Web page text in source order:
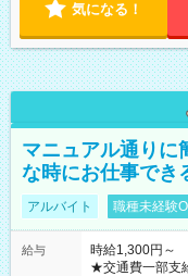
気になる！
マニュアル通りに
な時にお仕事で
アルバイト 職種未経験
給与
時給1,300円～
★交通費一部支給 時給1,300円～ ※試験・役割により手